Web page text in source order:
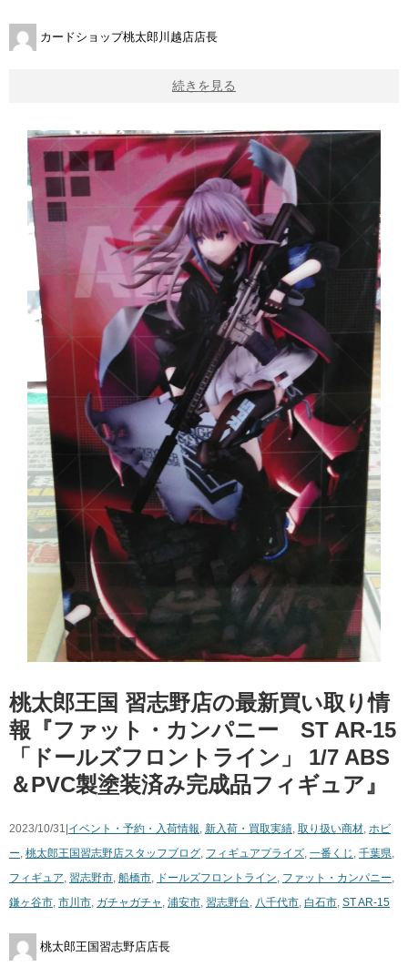
カードショップ桃太郎川越店店長
続きを見る
桃太郎王国 習志野店の最新買い取り情
報『ファット・カンパニー ST ​AR-15
​「ドールズフロントライン」 ​1/7 ​ABS
＆PVC製塗装済み完成品フィギュア』
2023/10/31| イベント・予約・入荷情報, 新入荷・買取実績, 取り扱い商材, ホビ
ー, 桃太郎王国習志野店スタッフブログ, フィギュアプライズ, 一番くじ , 千葉県,
フィギュア, 習志野市, 船橋市, ドールズフロントライン, ファット・カンパニー,
鎌ヶ谷市, 市川市, ガチャガチャ , 浦安市, 習志野台, 八千代市, 白石市, ST ​AR-15
桃太郎王国習志野店店長